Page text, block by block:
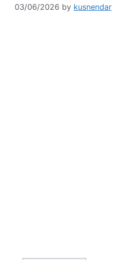
03/06/2026 by kusnendar